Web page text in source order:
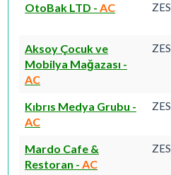
OtoBak LTD - AC ZES
Aksoy Çocuk ve
Mobilya Mağazası -
AC
ZES
Kıbrıs Medya Grubu -
AC
ZES
Mardo Cafe &
Restoran - AC
ZES